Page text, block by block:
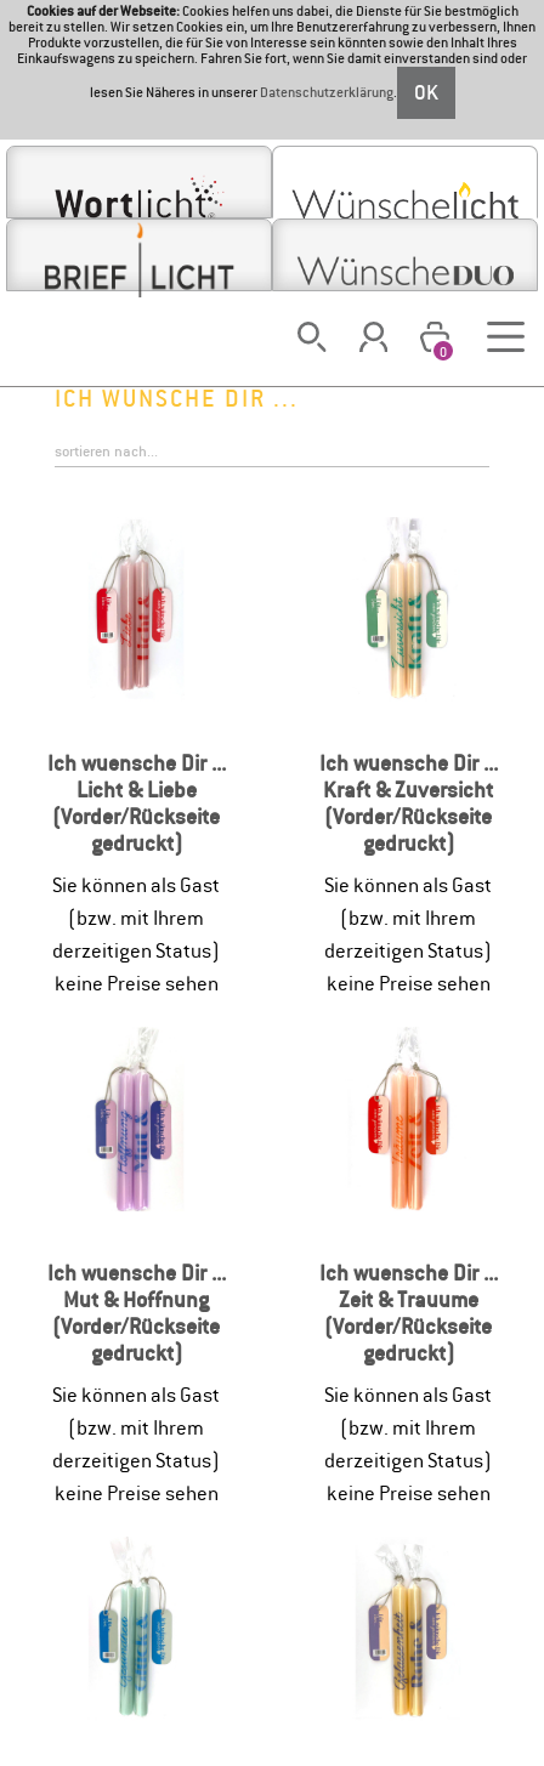
Cookies auf der Webseite:Cookies helfen uns dabei, die Dienste für Sie bestmöglich
bereit zu stellen. Wir setzen Cookies ein, um Ihre Benutzererfahrung zu verbessern, Ihnen
Produkte vorzustellen, die für Sie von Interesse sein könnten sowie den Inhalt Ihres
Einkaufswagens zu speichern. Fahren Sie fort, wenn Sie damit einverstanden sind oder
lesen Sie Näheres in unsererDatenschutzerklärung. OK
0
ICH WÜNSCHE DIR ...
Ich wuensche Dir ...
Licht & Liebe
(Vorder/Rückseite
gedruckt)
Sie können als Gast
(bzw. mit Ihrem
derzeitigen Status)
keine Preise sehen
Ich wuensche Dir ...
Kraft & Zuversicht
(Vorder/Rückseite
gedruckt)
Sie können als Gast
(bzw. mit Ihrem
derzeitigen Status)
keine Preise sehen
Ich wuensche Dir ...
Mut & Hoffnung
(Vorder/Rückseite
gedruckt)
Sie können als Gast
(bzw. mit Ihrem
derzeitigen Status)
keine Preise sehen
Ich wuensche Dir ...
Zeit & Trauume
(Vorder/Rückseite
gedruckt)
Sie können als Gast
(bzw. mit Ihrem
derzeitigen Status)
keine Preise sehen